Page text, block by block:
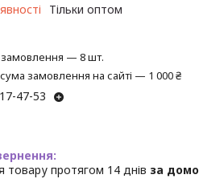
Тільки оптом
замовлення — 8 шт.
замовлення на сайті — 1 000 ₴
47-53
товару протягом 14 днів за